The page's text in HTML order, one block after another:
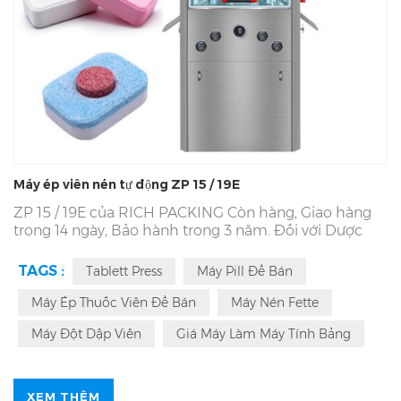
Máy ép viên nén tự động ZP 15 / 19E
ZP 15 / 19E của RICH PACKING Còn hàng, Giao hàng
trong 14 ngày, Bảo hành trong 3 năm. Đối với Dược
máy của chúng tôi Trên 7996㎡. Bây giờ là 48 kỹ sư R &
D, Dịch vụ 365 * Dịch vụ 24 giờ cho
dập viên. Cung cấp OEM, ODM, Model Passed GMP,
19ENhà sản xuất máy ép viên quay.
TAGS : Tablett Press
Máy Pill Để Bán
Máy Ép Thuốc Viên Để Bán
Máy Nén Fette
Máy Đột Dập Viên
Giá Máy Làm Máy Tính Bảng
XEM THÊM